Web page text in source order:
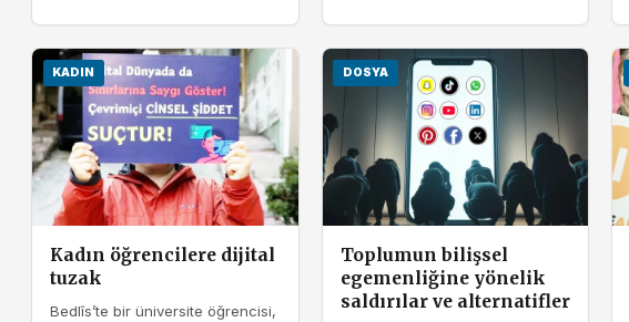
KADIN
Kadın öğrencilere dijital
tuzak
Bedlîs’te bir üniversite öğrencisi,
DOSYA
Toplumun bilişsel
egemenliğine yönelik
saldırılar ve alternatifler